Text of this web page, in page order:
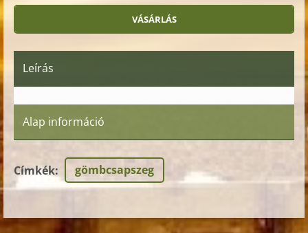
Leírás
Alap információ
Címkék: gömbcsapszeg